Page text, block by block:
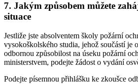
7. Jakým způsobem můžete
situace
Jestliže jste absolventem školy požární
vysokoškolského studia, jehož součástí je
odbornou způsobilost na úseku požární
ministerstvem, podejte žádost o vydání
Podejte písemnou přihlášku ke zkoušce